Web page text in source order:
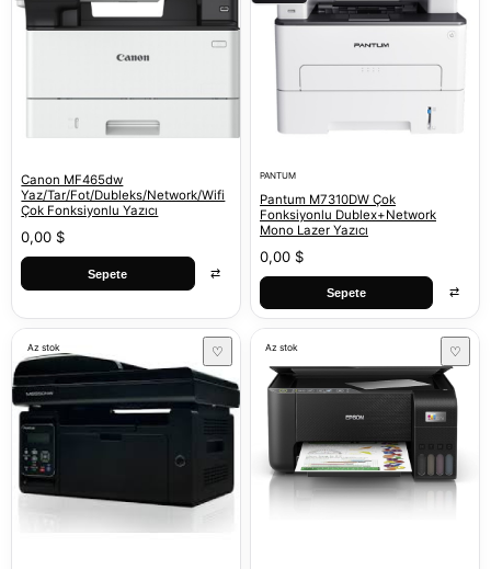
Canon MF465dw
Yaz/Tar/Fot/Dubleks/Network/Wifi
Çok Fonksiyonlu Yazıcı
0,00 $
Sepete ⇄
PANTUM
Pantum M7310DW Çok
Fonksiyonlu Dublex+Network
Mono Lazer Yazıcı
0,00 $
Sepete ⇄
Az stok ♡ Az stok ♡